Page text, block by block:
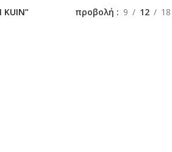
KUIN” προβολή 9 12 18